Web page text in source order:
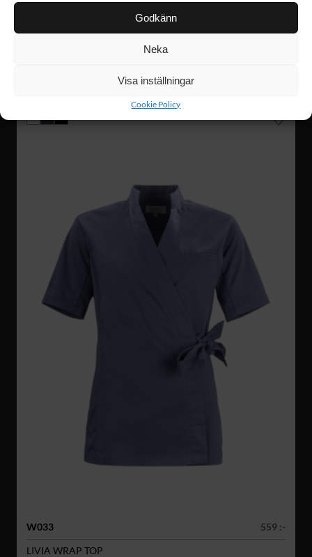
Godkänn
Neka
Visa inställningar
Cookie Policy
W033
559 :-
LIVIA WRAP TOP